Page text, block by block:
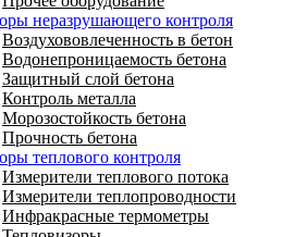
неразрушающего контроля
Воздухововлеченность в бетон
Водонепроницаемость бетона
Защитный слой бетона
Контроль металла
Морозостойкость бетона
Прочность бетона
теплового контроля
Измерители теплового потока
Измерители теплопроводности
Инфракрасные термометры